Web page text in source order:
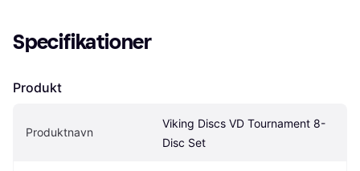
Specifikationer
Produkt
Produktnavn
Viking Discs VD Tournament 8-
Disc Set